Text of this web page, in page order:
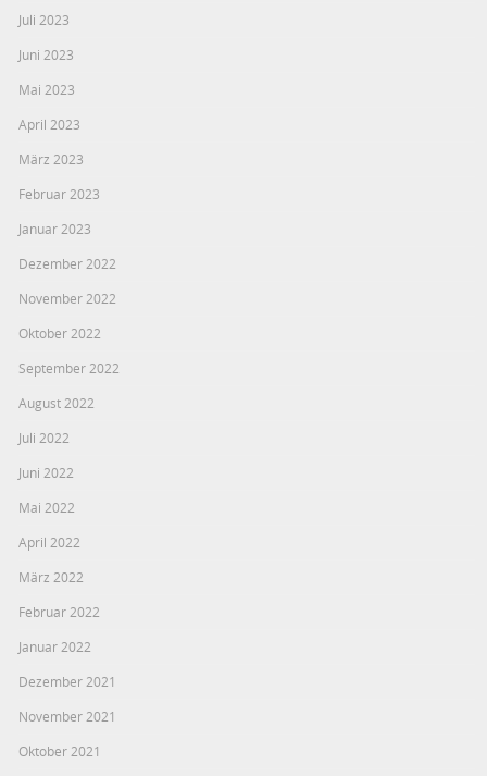
Juli 2023
Juni 2023
Mai 2023
April 2023
März 2023
Februar 2023
Januar 2023
Dezember 2022
November 2022
Oktober 2022
September 2022
August 2022
Juli 2022
Juni 2022
Mai 2022
April 2022
März 2022
Februar 2022
Januar 2022
Dezember 2021
November 2021
Oktober 2021